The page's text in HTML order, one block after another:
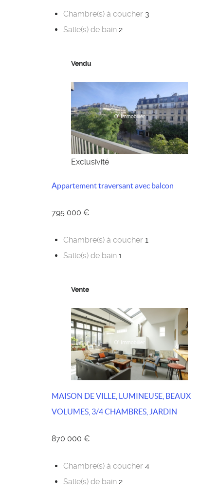
Chambre(s) à coucher 3
Salle(s) de bain 2
Vendu
Exclusivité
Appartement traversant avec balcon
795 000 €
Chambre(s) à coucher 1
Salle(s) de bain 1
Vente
MAISON DE VILLE, LUMINEUSE, BEAUX
VOLUMES, 3/4 CHAMBRES, JARDIN
870 000 €
Chambre(s) à coucher 4
Salle(s) de bain 2